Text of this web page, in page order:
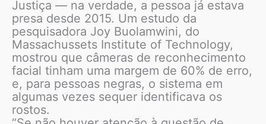
Justiça — na verdade, a pessoa já estava
presa desde 2015. Um estudo da
pesquisadora Joy Buolamwini, do
Massachussets Institute of Technology,
mostrou que câmeras de reconhecimento
facial tinham uma margem de 60% de erro,
e, para pessoas negras, o sistema em
algumas vezes sequer identificava os
rostos.